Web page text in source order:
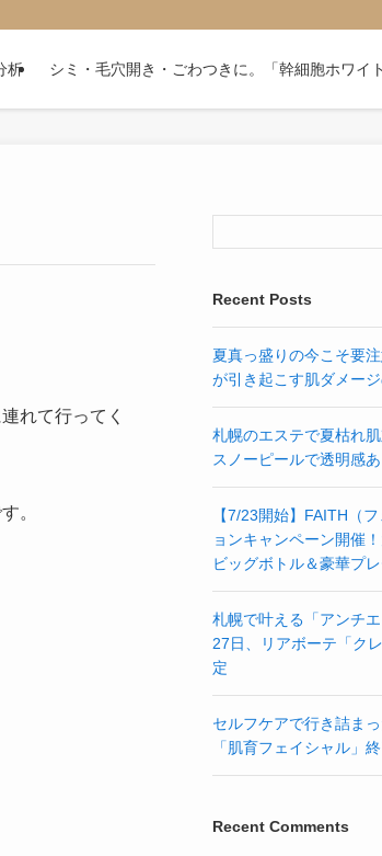
析 シミ・毛穴開き・ごわつきに。「幹細胞ホワイ
れて行ってく
。
Recent Posts
夏真っ盛りの今こそ要
が引き起こす肌ダメー
札幌のエステで夏枯れ
スノーピールで透明感
【7/23開始】FAITH（
ョンキャンペーン開催
ビッグボトル＆豪華プ
札幌で叶える「アンチ
27日、リアボーテ「ク
定
セルフケアで行き詰ま
「肌育フェイシャル」
Recent Comments